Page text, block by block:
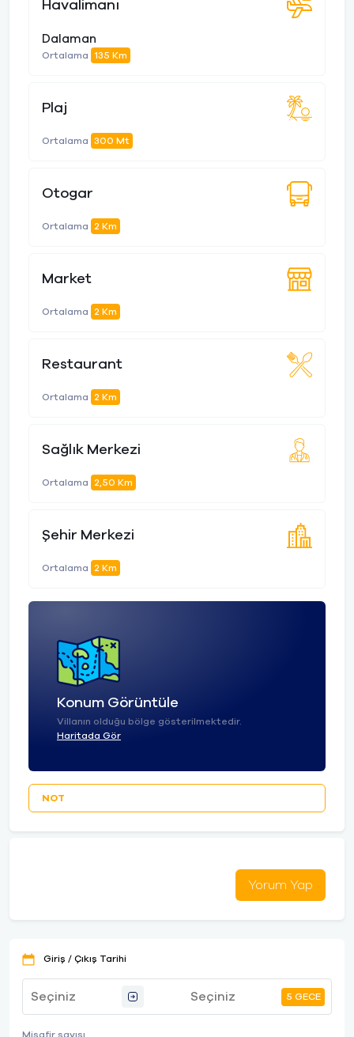
Havalimanı
Dalaman
Ortalama 135 Km
Plaj
Ortalama 300 Mt
Otogar
Ortalama 2 Km
Market
Ortalama 2 Km
Restaurant
Ortalama 2 Km
Sağlık Merkezi
Ortalama 2,50 Km
Şehir Merkezi
Ortalama 2 Km
Konum Görüntüle
Villanın olduğu bölge gösterilmektedir.
Haritada Gör
NOT
Yorum Yap
Giriş / Çıkış Tarihi
5 GECE
Misafir sayısı